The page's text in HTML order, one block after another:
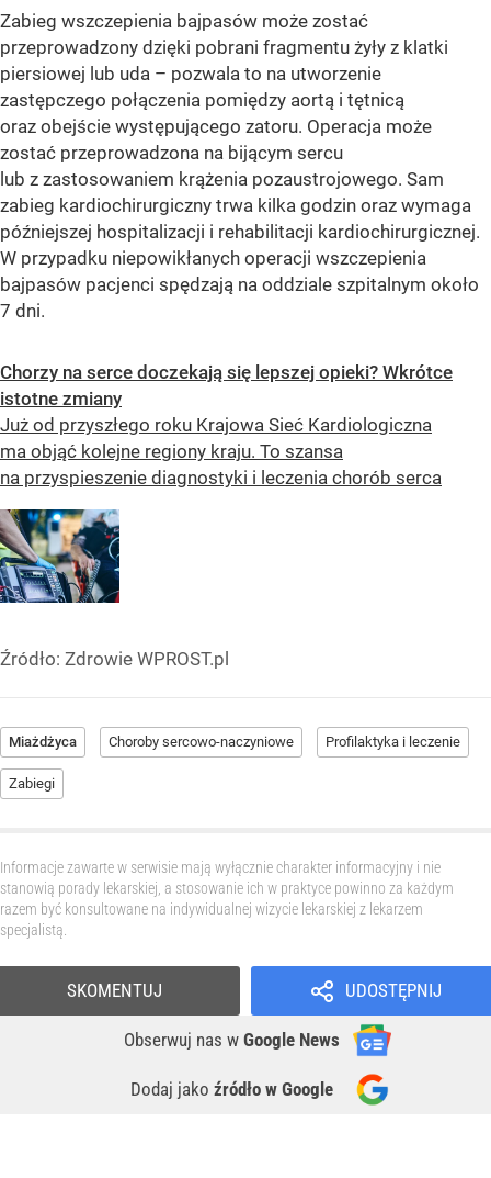
Zabieg wszczepienia bajpasów może zostać
przeprowadzony dzięki pobrani fragmentu żyły z klatki
piersiowej lub uda – pozwala to na utworzenie
zastępczego połączenia pomiędzy aortą i tętnicą
oraz obejście występującego zatoru. Operacja może
zostać przeprowadzona na bijącym sercu
lub z zastosowaniem krążenia pozaustrojowego. Sam
zabieg kardiochirurgiczny trwa kilka godzin oraz wymaga
późniejszej hospitalizacji i rehabilitacji kardiochirurgicznej.
W przypadku niepowikłanych operacji wszczepienia
bajpasów pacjenci spędzają na oddziale szpitalnym około
7 dni.
Chorzy na serce doczekają się lepszej opieki? Wkrótce
istotne zmiany
Już od przyszłego roku Krajowa Sieć Kardiologiczna
ma objąć kolejne regiony kraju. To szansa
na przyspieszenie diagnostyki i leczenia chorób serca
Źródło: Zdrowie WPROST.pl
Miażdżyca Choroby sercowo-naczyniowe Profilaktyka i leczenie
Zabiegi
Informacje zawarte w serwisie mają wyłącznie charakter informacyjny i nie
stanowią porady lekarskiej, a stosowanie ich w praktyce powinno za każdym
razem być konsultowane na indywidualnej wizycie lekarskiej z lekarzem
specjalistą.
UDOSTĘPNIJ
Obserwuj nas w Google News
Dodaj jako źródło w Google
SKOMENTUJ